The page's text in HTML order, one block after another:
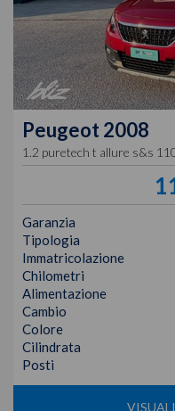
Peugeot 2008
1.2 puretech t allure s&s
Garanzia
Tipologia
Immatricolazione
Chilometri
Alimentazione
Cambio
Colore
Cilindrata
Posti